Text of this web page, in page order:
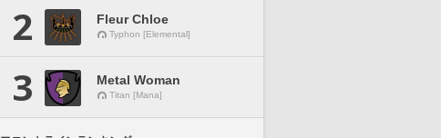
2 Fleur Chloe
Typhon [Elemental]
3 Metal Woman
Titan [Mana]